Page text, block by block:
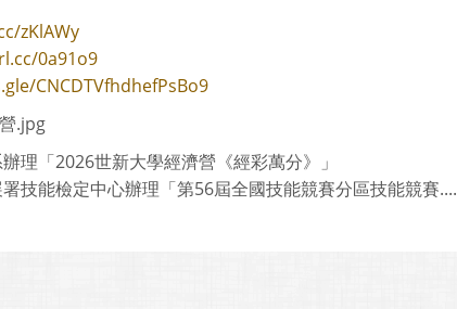
zKlAWy
0a91o9
CNCDTVfhdhefPsBo9
.jpg
理「2026世新大學經濟營《經彩萬分》」
技能檢定中心辦理「第56屆全國技能競賽分區技能競賽....